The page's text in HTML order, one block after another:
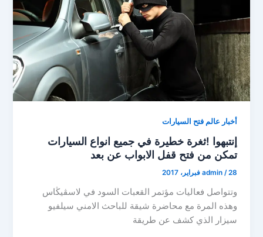
أخبار عالم فتح السيارات
إنتبهوا !ثغرة خطيرة في جميع انواع السيارات
تمكن من فتح قفل الابواب عن بعد
admin /28 فبراير، 2017
وتتواصل فعاليات مؤتمر القعبات السود في لاسڤيڭاس
وهذه المرة مع محاضرة شيقة للباحث الامني سيلفيو
سيزار الذي كشف عن طريقة